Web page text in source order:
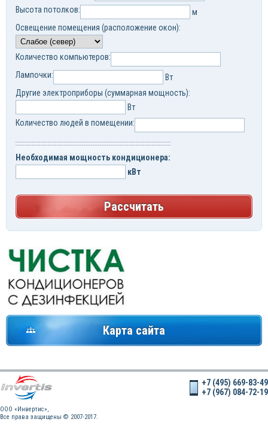
Высота потолков:
м
Освещение помещения (расположение окон):
Количество компьютеров:
Лампочки:
Вт
Другие электроприборы (суммарная мощность):
Вт
Количество людей в помещении:
Необходимая мощность кондиционера:
кВт
Рассчитать
Карта сайта
OOO «Инвертис»,
Все права защищены © 2007-2017.
+7 (495) 669-83-49
+7 (967) 084-72-19